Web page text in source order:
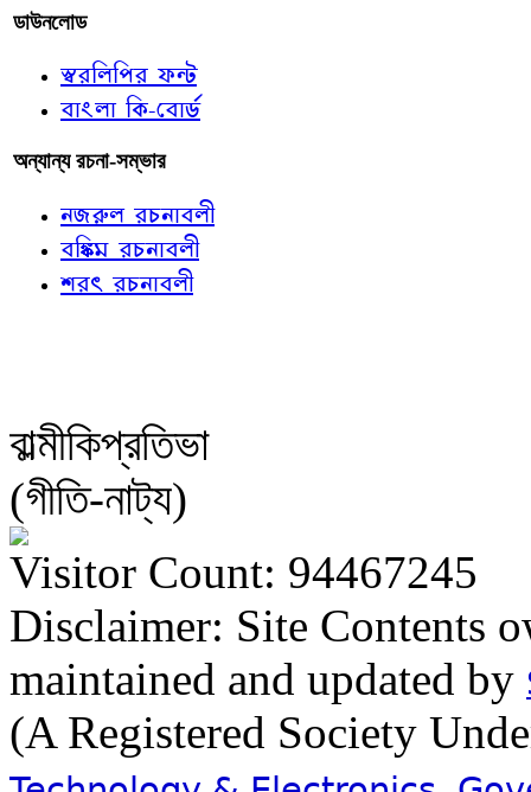
ডাউনলোড
স্বরলিপির ফন্ট
বাংলা কি-বোর্ড
অন্যান্য রচনা-সম্ভার
নজরুল রচনাবলী
বঙ্কিম রচনাবলী
শরৎ রচনাবলী
বাল্মীকিপ্রতিভা
(গীতি-নাট্য)
Visitor Count: 94467245
Disclaimer: Site Contents
maintained and updated by
(A Registered Society